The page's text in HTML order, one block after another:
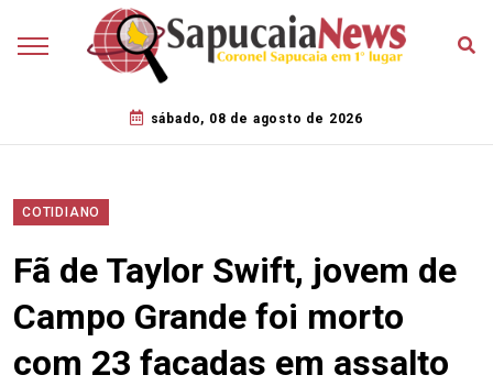
sábado, 08 de agosto de 2026
COTIDIANO
Fã de Taylor Swift, jovem de
Campo Grande foi morto
com 23 facadas em assalto